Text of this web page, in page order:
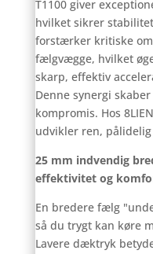
T1100 giver
hvilket sikrer
forstærker kritiske
fælgvægge, hvilket
skarp, effektiv
Denne synergi
kompromis. Hos
udvikler ren, pålidelig
25 mm indvendig
effektivitet og
En bredere fælg
så du trygt kan køre
Lavere dæktryk